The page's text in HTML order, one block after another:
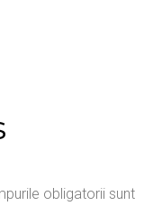
obligatorii sunt